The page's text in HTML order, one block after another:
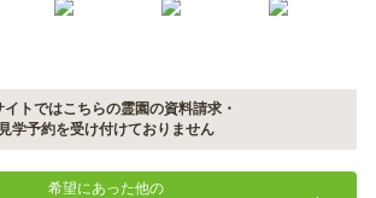
イトではこちらの霊園の資料請求・
見学予約を受け付けておりません
希望にあった他の